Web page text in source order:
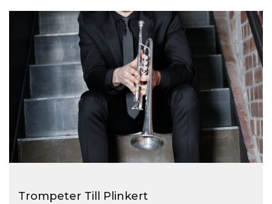
Trompeter Till Plinkert